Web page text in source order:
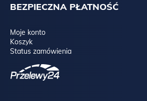
BEZPIECZNA PŁATNOŚĆ
Moje konto
Koszyk
Status zamówienia